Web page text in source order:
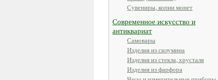
Сувениры, копии монет
Современное искусство и
антиквариат
Самовары
Изделия из силумина
Изделия из стекла, хрусталя
Изделия из фарфора